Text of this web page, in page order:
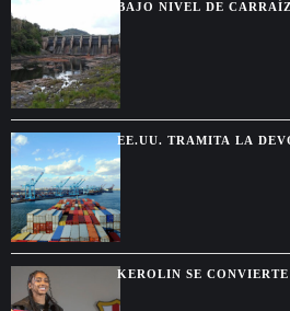
BAJO NIVEL DE
EE.UU. TRAMITA LA
MILLONES POR
KEROLIN SE